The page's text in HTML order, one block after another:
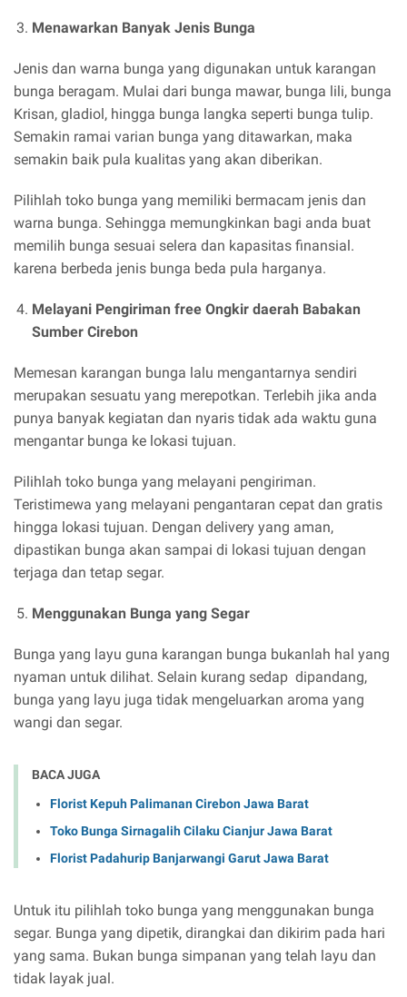
Menawarkan Banyak Jenis Bunga
Jenis dan warna bunga yang digunakan untuk karangan
bunga beragam. Mulai dari bunga mawar, bunga lili, bunga
Krisan, gladiol, hingga bunga langka seperti bunga tulip.
Semakin ramai varian bunga yang ditawarkan, maka
semakin baik pula kualitas yang akan diberikan.
Pilihlah toko bunga yang memiliki bermacam jenis dan
warna bunga. Sehingga memungkinkan bagi anda buat
memilih bunga sesuai selera dan kapasitas finansial.
karena berbeda jenis bunga beda pula harganya.
Melayani Pengiriman free Ongkir daerah Babakan
Sumber Cirebon
Memesan karangan bunga lalu mengantarnya sendiri
merupakan sesuatu yang merepotkan. Terlebih jika anda
punya banyak kegiatan dan nyaris tidak ada waktu guna
mengantar bunga ke lokasi tujuan.
Pilihlah toko bunga yang melayani pengiriman.
Teristimewa yang melayani pengantaran cepat dan gratis
hingga lokasi tujuan. Dengan delivery yang aman,
dipastikan bunga akan sampai di lokasi tujuan dengan
terjaga dan tetap segar.
Menggunakan Bunga yang Segar
Bunga yang layu guna karangan bunga bukanlah hal yang
nyaman untuk dilihat. Selain kurang sedap dipandang,
bunga yang layu juga tidak mengeluarkan aroma yang
wangi dan segar.
BACA JUGA
Florist Kepuh Palimanan Cirebon Jawa Barat
Toko Bunga Sirnagalih Cilaku Cianjur Jawa Barat
Florist Padahurip Banjarwangi Garut Jawa Barat
Untuk itu pilihlah toko bunga yang menggunakan bunga
segar. Bunga yang dipetik, dirangkai dan dikirim pada hari
yang sama. Bukan bunga simpanan yang telah layu dan
tidak layak jual.